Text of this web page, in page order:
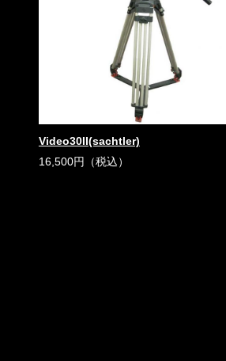
Video30II(sachtler)
16,500円（税込）